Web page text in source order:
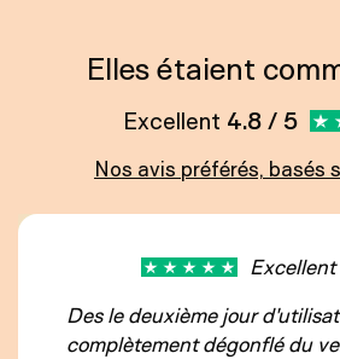
Elles étaient
Excellent 4.8 / 5
Nos avis préférés, basés
Des le deuxième jour
complètement dégonflé du